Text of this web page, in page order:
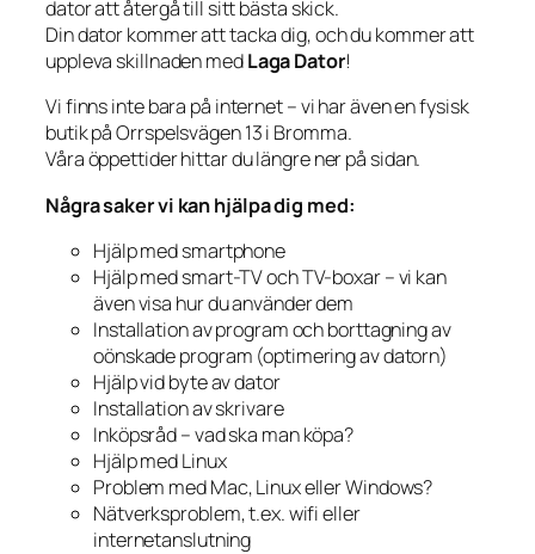
dator att återgå till sitt bästa skick.
Din dator kommer att tacka dig, och du kommer att
uppleva skillnaden medLaga Dator!
Vi finns inte bara på internet – vi har även en fysisk
butik på Orrspelsvägen 13 i Bromma.
Våra öppettider hittar du längre ner på sidan.
Några saker vi kan hjälpa dig med:
Hjälp med smartphone
Hjälp med smart-TV och TV-boxar – vi kan
även visa hur du använder dem
Installation av program och borttagning av
oönskade program (optimering av datorn)
Hjälp vid byte av dator
Installation av skrivare
Inköpsråd – vad ska man köpa?
Hjälp med Linux
Problem med Mac, Linux eller Windows?
Nätverksproblem, t.ex. wifi eller
internetanslutning